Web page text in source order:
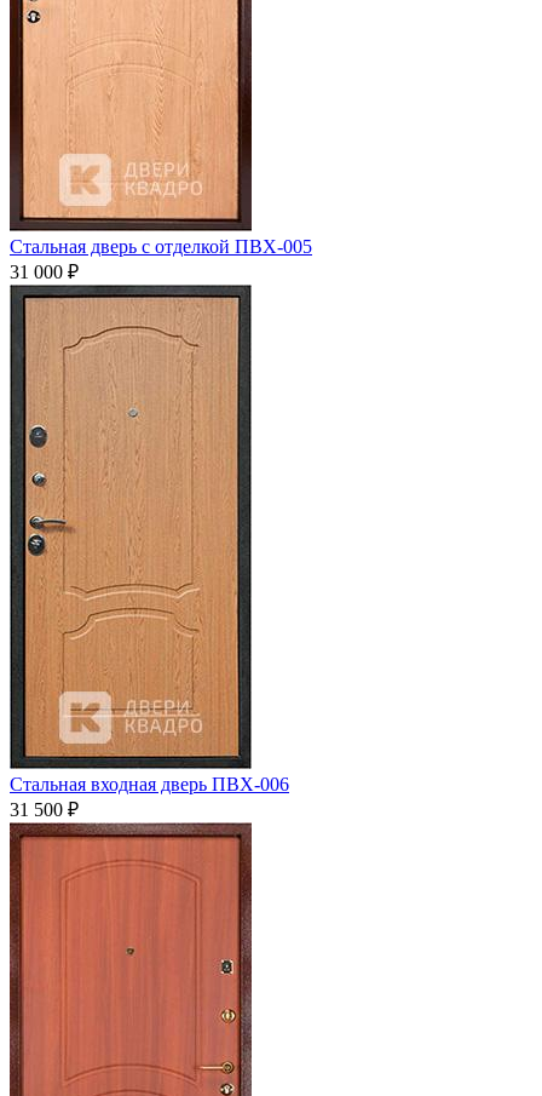
Стальная дверь с отделкой ПВХ-005
31 000 ₽
Стальная входная дверь ПВХ-006
31 500 ₽